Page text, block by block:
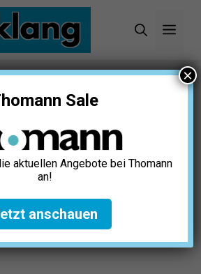
Leitfaden für perfekte
Sale
aktuellen Angebote bei Thomann
an!
anschauen
×